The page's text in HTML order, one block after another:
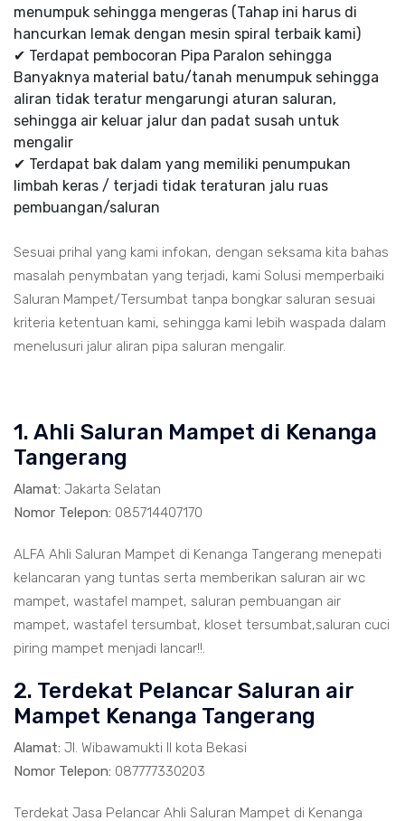
menumpuk sehingga mengeras (Tahap ini harus di
hancurkan lemak dengan mesin spiral terbaik kami)
✔ Terdapat pembocoran Pipa Paralon sehingga
Banyaknya material batu/tanah menumpuk sehingga
aliran tidak teratur mengarungi aturan saluran,
sehingga air keluar jalur dan padat susah untuk
mengalir
✔ Terdapat bak dalam yang memiliki penumpukan
limbah keras / terjadi tidak teraturan jalu ruas
pembuangan/saluran
Sesuai prihal yang kami infokan, dengan seksama kita bahas
masalah penymbatan yang terjadi, kami Solusi memperbaiki
Saluran Mampet/Tersumbat tanpa bongkar saluran sesuai
kriteria ketentuan kami, sehingga kami lebih waspada dalam
menelusuri jalur aliran pipa saluran mengalir.
1. Ahli Saluran Mampet di Kenanga
Tangerang
Alamat: Jakarta Selatan
Nomor Telepon: 085714407170
ALFA Ahli Saluran Mampet di Kenanga Tangerang menepati
kelancaran yang tuntas serta memberikan saluran air wc
mampet, wastafel mampet, saluran pembuangan air
mampet, wastafel tersumbat, kloset tersumbat,saluran cuci
piring mampet menjadi lancar!!.
2. Terdekat Pelancar Saluran air
Mampet Kenanga Tangerang
Alamat: Jl. Wibawamukti II kota Bekasi
Nomor Telepon: 087777330203
Terdekat Jasa Pelancar Ahli Saluran Mampet di Kenanga